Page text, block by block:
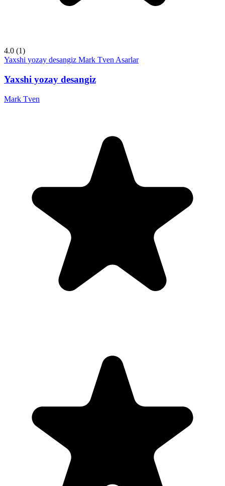
4.0 (1)
Yaxshi yozay desangiz Mark TvenAsarlar
Yaxshi yozay desangiz
Mark Tven